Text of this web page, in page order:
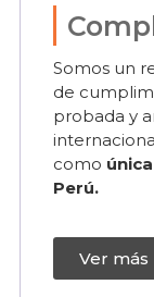
Somos un
de
probada y
como única
Perú.
Ver más